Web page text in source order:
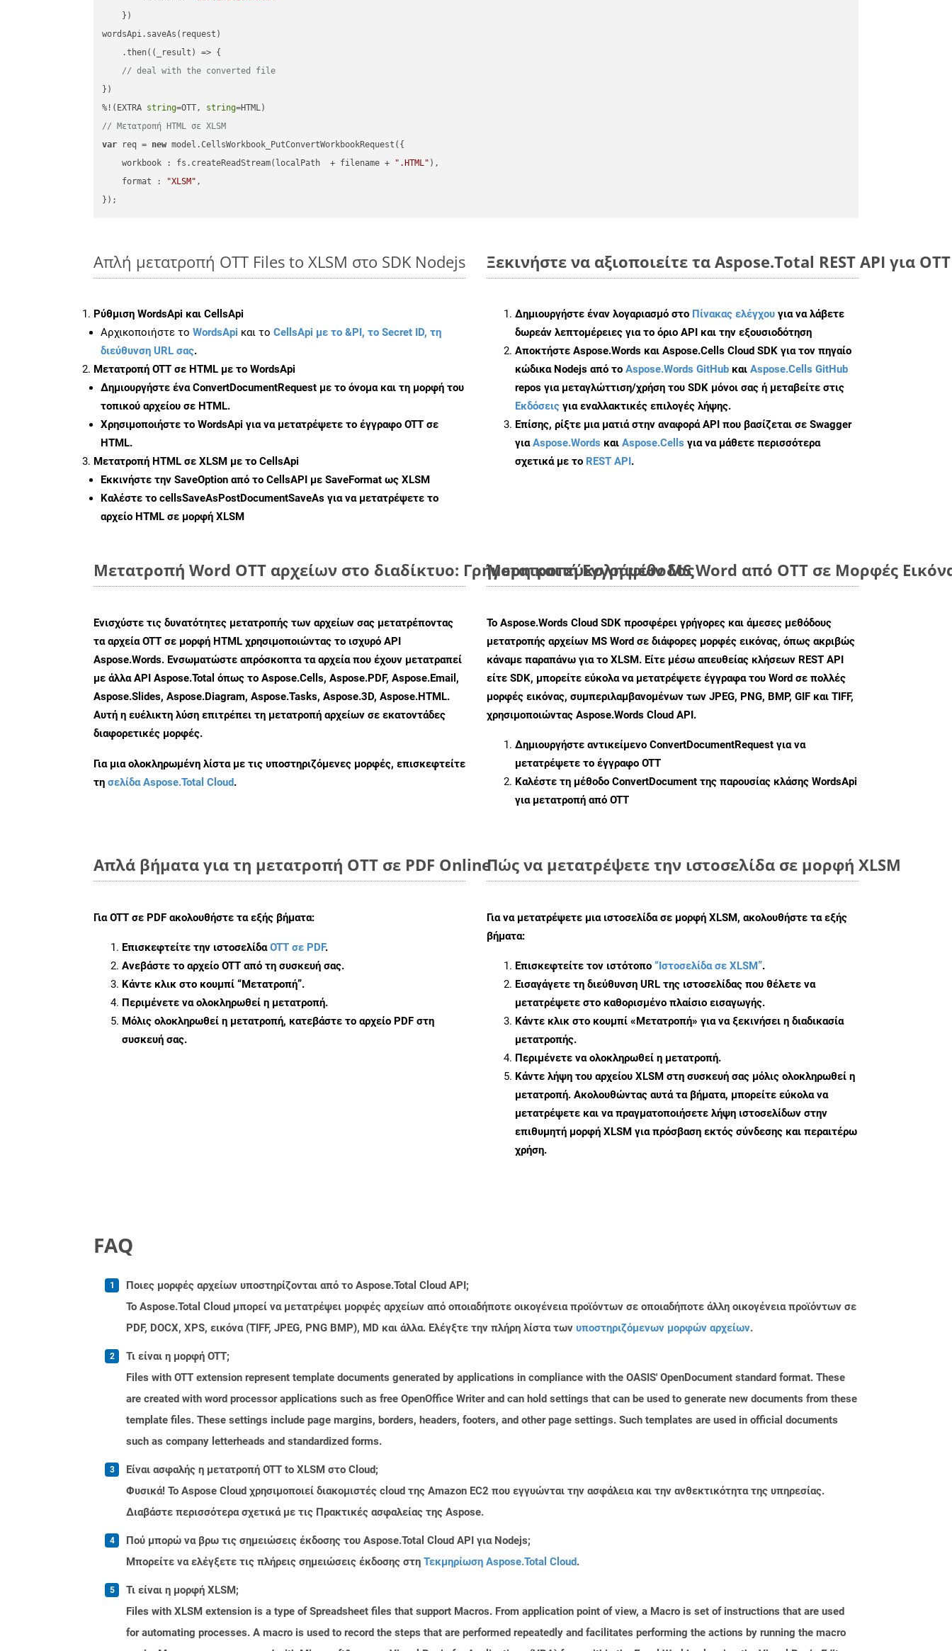
    })
wordsApi.saveAs(request)
    .then(
( _result ) => {
// deal with the converted file
})
%!(EXTRA string=OTT, string
// Μετατροπή HTML σε XLSM
var req = new model.CellsWorkbook_PutConvertWorkbookRequest({
workbook : fs.createReadStream(localPath  + filename + ".HTML" ),
format : "XLSM" ,
Απλή μετατροπή OTT Files to XLSM στο SDK Nodejs
Ρύθμιση WordsApi και CellsApi
Αρχικοποιήστε το WordsApi και το CellsApi με το &PI, το Secret ID, τη
διεύθυνση URL σας.
Μετατροπή OTT σε HTML με το WordsApi
Δημιουργήστε έναConvertDocumentRequest με το όνομα και τη μορφή του
τοπικού αρχείου σε HTML.
Χρησιμοποιήστε το WordsApi για να μετατρέψετε το έγγραφο OTT σε
HTML.
Μετατροπή HTML σε XLSM με το CellsApi
Εκκινήστε την SaveOption από το CellsAPI με SaveFormat ως XLSM
Καλέστε το cellsSaveAsPostDocumentSaveAs για να μετατρέψετε το
αρχείο HTML σε μορφή XLSM
Ξεκινήστε να αξιοποιείτε τα Aspose.Total REST API για
Δημιουργήστε έναν λογαριασμό στο Πίνακας ελέγχου για να λάβετε
δωρεάν λεπτομέρειες για το όριο API και την εξουσιοδότηση
Αποκτήστε Aspose.Words και Aspose.Cells Cloud SDK για τον πηγαίο
κώδικα Nodejs από το Aspose.Words GitHub και Aspose.Cells GitHub
repos για μεταγλώττιση/χρήση του SDK μόνοι σας ή μεταβείτε στις
Εκδόσεις για εναλλακτικές επιλογές λήψης.
Επίσης, ρίξτε μια ματιά στην αναφορά API που βασίζεται σε Swagger
γιαAspose.Words και Aspose.Cells για να μάθετε περισσότερα
σχετικά με το REST API.
Μετατροπή Word OTT αρχείων στο διαδίκτυο: Γρήγορη και εύκολη μέθοδος
Ενισχύστε τις δυνατότητες μετατροπής των αρχείων σας μετατρέποντας
τα αρχεία OTT σε μορφή HTML χρησιμοποιώντας το ισχυρό API
Aspose.Words. Ενσωματώστε απρόσκοπτα τα αρχεία που έχουν μετατραπεί
με άλλα API Aspose.Total όπως το Aspose.Cells, Aspose.PDF, Aspose.Email,
Aspose.Slides, Aspose.Diagram, Aspose.Tasks, Aspose.3D, Aspose.HTML.
Αυτή η ευέλικτη λύση επιτρέπει τη μετατροπή αρχείων σε εκατοντάδες
διαφορετικές μορφές.
Για μια ολοκληρωμένη λίστα με τις υποστηριζόμενες μορφές, επισκεφτείτε
τη σελίδα Aspose.Total Cloud.
Μετατροπή Εγγράφων MS Word από OTT σε Μορφές
Το Aspose.Words Cloud SDK προσφέρει γρήγορες και άμεσες μεθόδους
μετατροπής αρχείων MS Word σε διάφορες μορφές εικόνας, όπως ακριβώς
κάναμε παραπάνω για το XLSM. Είτε μέσω απευθείας κλήσεων REST API
είτε SDK, μπορείτε εύκολα να μετατρέψετε έγγραφα του Word σε πολλές
μορφές εικόνας, συμπεριλαμβανομένων των JPEG, PNG, BMP, GIF και TIFF,
χρησιμοποιώντας Aspose.Words Cloud API.
Δημιουργήστε αντικείμενο ConvertDocumentRequest για να
μετατρέψετε το έγγραφο OTT
Καλέστε τη μέθοδο ConvertDocument της παρουσίας κλάσης WordsApi
για μετατροπή από OTT
Απλά βήματα για τη μετατροπή OTT σε PDF Online
ΓιαOTT σε PDF ακολουθήστε τα εξής βήματα:
Επισκεφτείτε την ιστοσελίδαOTT σε PDF.
Ανεβάστε το αρχείο OTT από τη συσκευή σας.
Κάντε κλικ στο κουμπί “Μετατροπή”.
Περιμένετε να ολοκληρωθεί η μετατροπή.
Μόλις ολοκληρωθεί η μετατροπή, κατεβάστε το αρχείο PDF στη
συσκευή σας.
Πώς να μετατρέψετε την ιστοσελίδα σε μορφή XLSM
Για να μετατρέψετε μια ιστοσελίδα σε μορφή XLSM, ακολουθήστε τα εξής
βήματα:
Επισκεφτείτε τον ιστότοπο “Ιστοσελίδα σε XLSM”.
Εισαγάγετε τη διεύθυνση URL της ιστοσελίδας που θέλετε να
μετατρέψετε στο καθορισμένο πλαίσιο εισαγωγής.
Κάντε κλικ στο κουμπί «Μετατροπή» για να ξεκινήσει η διαδικασία
μετατροπής.
Περιμένετε να ολοκληρωθεί η μετατροπή.
Κάντε λήψη του αρχείου XLSM στη συσκευή σας μόλις ολοκληρωθεί η
μετατροπή. Ακολουθώντας αυτά τα βήματα, μπορείτε εύκολα να
μετατρέψετε και να πραγματοποιήσετε λήψη ιστοσελίδων στην
επιθυμητή μορφή XLSM για πρόσβαση εκτός σύνδεσης και περαιτέρω
χρήση.
FAQ
Ποιες μορφές αρχείων υποστηρίζονται από το Aspose.Total Cloud API;
Το Aspose.Total Cloud μπορεί να μετατρέψει μορφές αρχείων από οποιαδήποτε οικογένεια προϊόντων σε οποιαδήποτε άλλη οικογένεια προϊόντων σε
PDF, DOCX, XPS, εικόνα (TIFF, JPEG, PNG BMP), MD και άλλα. Ελέγξτε την πλήρη λίστα των υποστηριζόμενων μορφών αρχείων.
Τι είναι η μορφή OTT;
Files with OTT extension represent template documents generated by applications in compliance with the OASIS' OpenDocument standard format. These
are created with word processor applications such as free OpenOffice Writer and can hold settings that can be used to generate new documents from these
template files. These settings include page margins, borders, headers, footers, and other page settings. Such templates are used in official documents
such as company letterheads and standardized forms.
Είναι ασφαλής η μετατροπή OTT to XLSM στο Cloud;
Φυσικά! Το Aspose Cloud χρησιμοποιεί διακομιστές cloud της Amazon EC2 που εγγυώνται την ασφάλεια και την ανθεκτικότητα της υπηρεσίας.
Διαβάστε περισσότερα σχετικά με τις Πρακτικές ασφαλείας της Aspose.
Πού μπορώ να βρω τις σημειώσεις έκδοσης του Aspose.Total Cloud API για Nodejs;
Μπορείτε να ελέγξετε τις πλήρεις σημειώσεις έκδοσης στη Τεκμηρίωση Aspose.Total Cloud.
Τι είναι η μορφή XLSM;
Files with XLSM extension is a type of Spreadsheet files that support Macros. From application point of view, a Macro is set of instructions that are used
for automating processes. A macro is used to record the steps that are performed repeatedly and facilitates performing the actions by running the macro